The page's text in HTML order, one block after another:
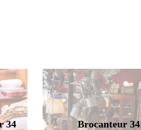
34 Brocanteur 34